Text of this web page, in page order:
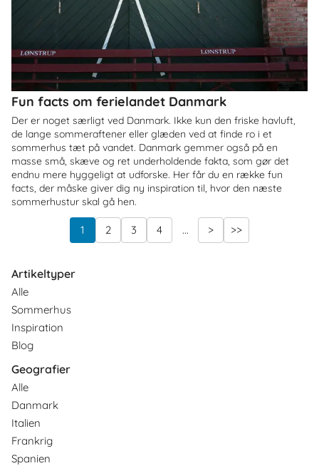
Fun facts om ferielandet Danmark
Der er noget særligt ved Danmark. Ikke kun den friske havluft,
de lange sommeraftener eller glæden ved at finde ro i et
sommerhus tæt på vandet. Danmark gemmer også på en
masse små, skæve og ret underholdende fakta, som gør det
endnu mere hyggeligt at udforske. Her får du en række fun
facts, der måske giver dig ny inspiration til, hvor den næste
sommerhustur skal gå hen.
1 2 3 4 ... > >>
Artikeltyper
Alle
Sommerhus
Inspiration
Blog
Geografier
Alle
Danmark
Italien
Frankrig
Spanien